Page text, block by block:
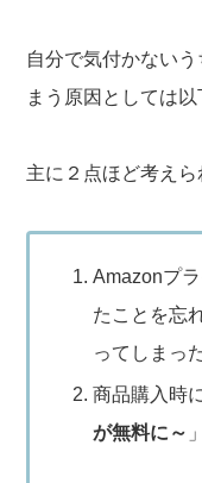
自分で気付かない
まう原因としては以
主に２点ほど考えら
Amazonプ
たことを忘
ってしまっ
商品購入時
が無料に～